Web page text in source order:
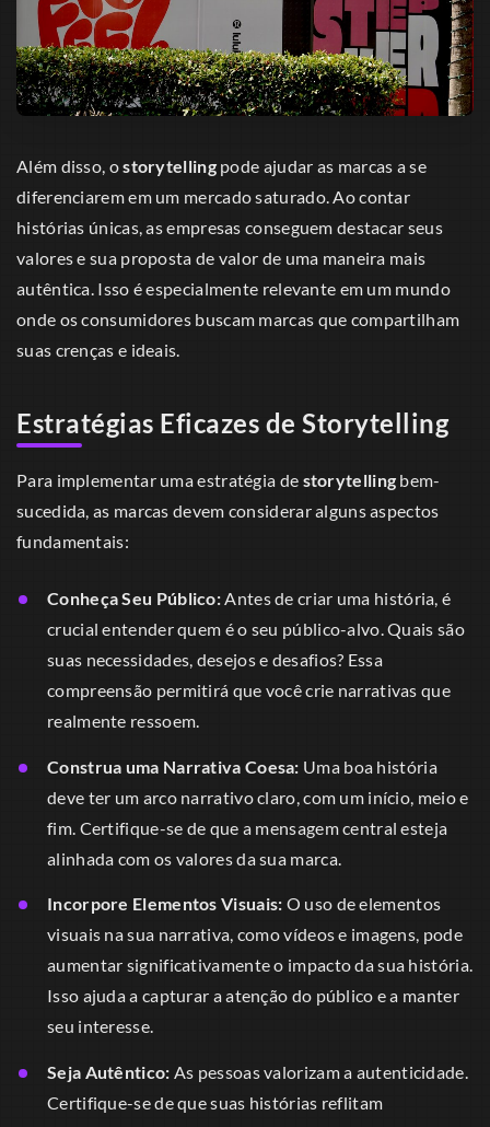
Além disso, ostorytellingpode ajudar as marcas a se
diferenciarem em um mercado saturado. Ao contar
histórias únicas, as empresas conseguem destacar seus
valores e sua proposta de valor de uma maneira mais
autêntica. Isso é especialmente relevante em um mundo
onde os consumidores buscam marcas que compartilham
suas crenças e ideais.
Estratégias Eficazes de Storytelling
Para implementar uma estratégia de storytelling bem-
sucedida, as marcas devem considerar alguns aspectos
fundamentais:
Conheça Seu Público:Antes de criar uma história, é
crucial entender quem é o seu público-alvo. Quais são
suas necessidades, desejos e desafios? Essa
compreensão permitirá que você crie narrativas que
realmente ressoem.
Construa uma Narrativa Coesa: Uma boa história
deve ter um arco narrativo claro, com um início, meio e
fim. Certifique-se de que a mensagem central esteja
alinhada com os valores da sua marca.
Incorpore Elementos Visuais: O uso de elementos
visuais na sua narrativa, como vídeos e imagens, pode
aumentar significativamente o impacto da sua história.
Isso ajuda a capturar a atenção do público e a manter
seu interesse.
Seja Autêntico: As pessoas valorizam a autenticidade.
Certifique-se de que suas histórias reflitam